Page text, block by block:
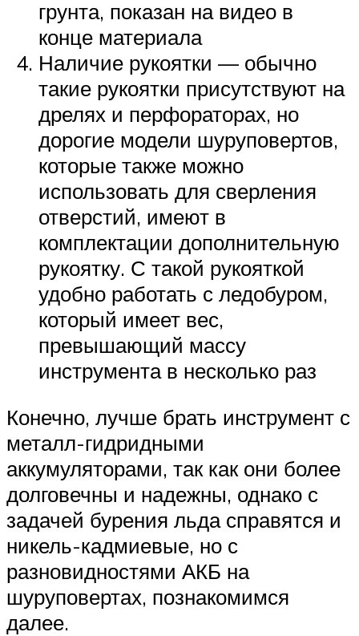
грунта, показан на видео в
конце материала
Наличие рукоятки — обычно
такие рукоятки присутствуют на
дрелях и перфораторах, но
дорогие модели шуруповертов,
которые также можно
использовать для сверления
отверстий, имеют в
комплектации дополнительную
рукоятку. С такой рукояткой
удобно работать с ледобуром,
который имеет вес,
превышающий массу
инструмента в несколько раз
Конечно, лучше брать инструмент с
металл-гидридными
аккумуляторами, так как они более
долговечны и надежны, однако с
задачей бурения льда справятся и
никель-кадмиевые, но с
разновидностями АКБ на
шуруповертах, познакомимся
далее.